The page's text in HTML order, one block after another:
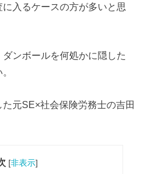
入るケースの方が多いと思
ンボールを何処かに隠した
元SE×社会保険労務士の吉田
[非表示]